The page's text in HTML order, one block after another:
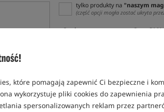
które pomagają zapewnić Ci bezpieczne i
wykorzystuje pliki cookies do zapewnienia
spersonalizowanych reklam przez
tylko produkty na "naszym
(część opcji mogła zostać ukryta
Opcja Cena PLN
0,40
SPODZIEWANA WYSYŁKA